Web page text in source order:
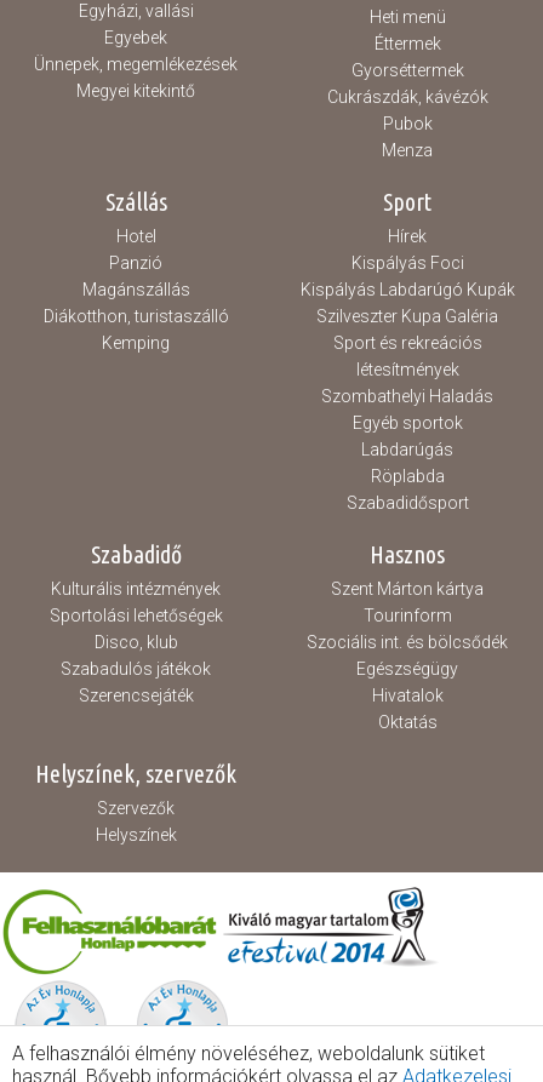
Egyházi, vallási
Egyebek
Ünnepek, megemlékezések
Megyei kitekintő
Heti menü
Éttermek
Gyorséttermek
Cukrászdák, kávézók
Pubok
Menza
Szállás
Hotel
Panzió
Magánszállás
Diákotthon, turistaszálló
Kemping
Sport
Hírek
Kispályás Foci
Kispályás Labdarúgó Kupák
Szilveszter Kupa Galéria
Sport és rekreációs
létesítmények
Szombathelyi Haladás
Egyéb sportok
Labdarúgás
Röplabda
Szabadidősport
Szabadidő
Kulturális intézmények
Sportolási lehetőségek
Disco, klub
Szabadulós játékok
Szerencsejáték
Hasznos
Szent Márton kártya
Tourinform
Szociális int. és bölcsődék
Egészségügy
Hivatalok
Oktatás
Helyszínek, szervezők
Szervezők
Helyszínek
A felhasználói élmény növeléséhez, weboldalunk sütiket
használ. Bővebb információkért olvassa el az Adatkezelesi